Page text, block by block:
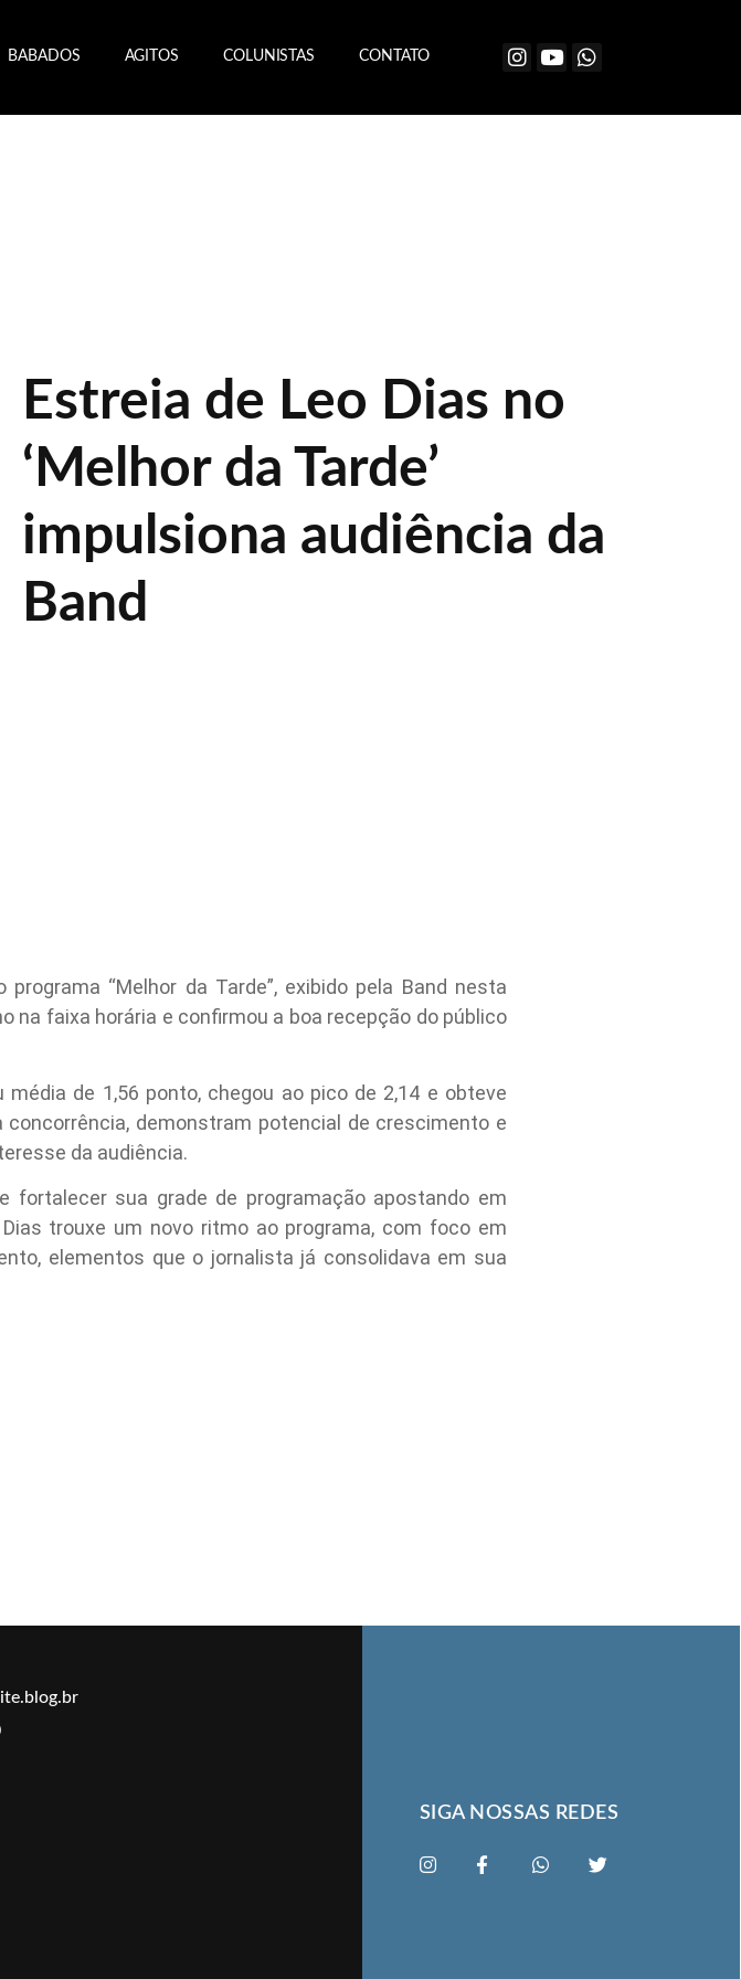
BABADOS AGITOS COLUNISTAS CONTATO
Estreia de Leo Dias no
‘Melhor da Tarde’
impulsiona audiência da
Band
“Melhor da Tarde”, exibido pela Band nesta
na faixa horária e confirmou a boa recepção do público
de 1,56 ponto, chegou ao pico de 2,14 e obteve
demonstram potencial de crescimento e
da audiência.
fortalecer sua grade de programação apostando em
trouxe um novo ritmo ao programa, com foco em
elementos que o jornalista já consolidava em sua
SIGA NOSSAS REDES